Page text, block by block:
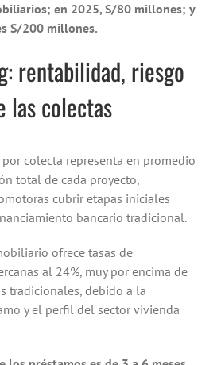
en 2025, S/80 millones; y
S/200 millones.
rentabilidad, riesgo
las colectas
colecta representa en promedio
total de cada proyecto,
cubrir etapas iniciales
bancario tradicional.
ofrece tasas de
al 24%, muy por encima de
tradicionales, debido a la
y el perfil del sector vivienda